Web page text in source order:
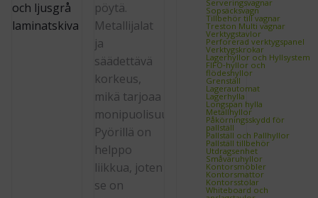
Serveringsvagnar
Sopsäcksvagn
Tillbehör till vagnar
Treston Multi vagnar
Verktygstavlor
Perforerad verktygspanel
Verktygskrokar
Lagerhyllor och Hyllsystem
FIFO‑hyllor och
flödeshyllor
Grenställ
Lagerautomat
Lagerhylla
Longspan hylla
Metallhyllor
Påkörningsskydd för
pallställ
Pallställ och Pallhyllor
Pallställ tillbehör
Utdragsenhet
Småvaruhyllor
Kontorsmöbler
Kontorsmattor
Kontorsstolar
Whiteboard och